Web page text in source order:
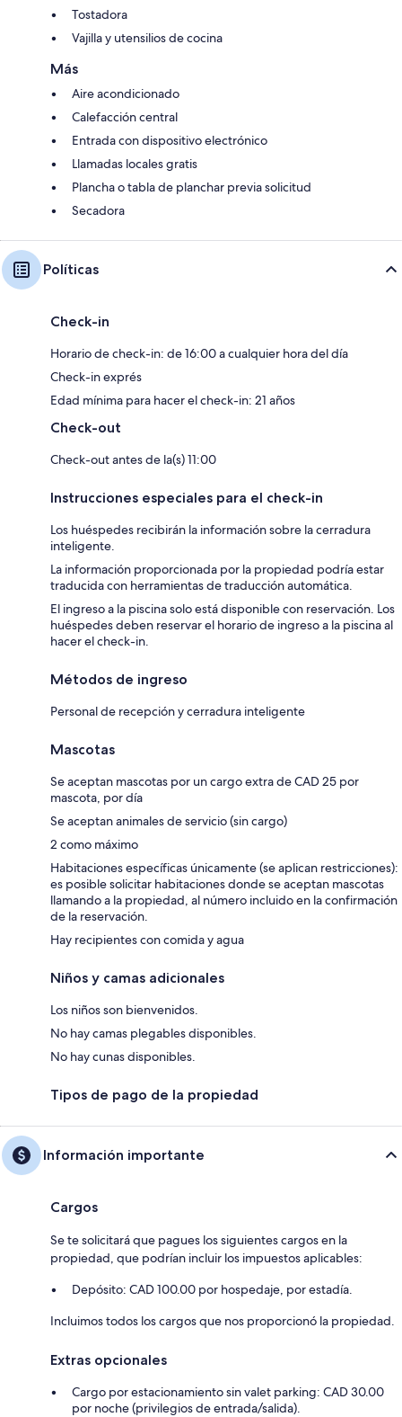
Tostadora
Vajilla y utensilios de cocina
Más
Aire acondicionado
Calefacción central
Entrada con dispositivo electrónico
Llamadas locales gratis
Plancha o tabla de planchar previa solicitud
Secadora
Políticas
Check-in
Horario de check-in: de 16:00 a cualquier hora del día
Check-in exprés
Edad mínima para hacer el check-in: 21 años
Check-out
Check-out antes de la(s) 11:00
Instrucciones especiales para el check-in
Los huéspedes recibirán la información sobre la cerradura
inteligente.
La información proporcionada por la propiedad podría estar
traducida con herramientas de traducción automática.
El ingreso a la piscina solo está disponible con reservación. Los
huéspedes deben reservar el horario de ingreso a la piscina al
hacer el check-in.
Métodos de ingreso
Personal de recepción y cerradura inteligente
Mascotas
Se aceptan mascotas por un cargo extra de CAD 25 por
mascota, por día
Se aceptan animales de servicio (sin cargo)
2 como máximo
Habitaciones específicas únicamente (se aplican restricciones):
es posible solicitar habitaciones donde se aceptan mascotas
llamando a la propiedad, al número incluido en la confirmación
de la reservación.
Hay recipientes con comida y agua
Niños y camas adicionales
Los niños son bienvenidos.
No hay camas plegables disponibles.
No hay cunas disponibles.
Tipos de pago de la propiedad
Información importante
Cargos
Se te solicitará que pagues los siguientes cargos en la
propiedad, que podrían incluir los impuestos aplicables:
Depósito: CAD 100.00 por hospedaje, por estadía.
Incluimos todos los cargos que nos proporcionó la propiedad.
Extras opcionales
Cargo por estacionamiento sin valet parking: CAD 30.00
por noche (privilegios de entrada/salida).